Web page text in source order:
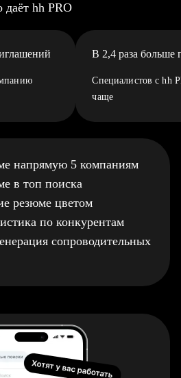
даёт hh PRO
В 2,4 раза больше
Специалистов с hh
чаще
напрямую 5 компаниям
в топ поиска
резюме цветом
по конкурентам
сопроводительных